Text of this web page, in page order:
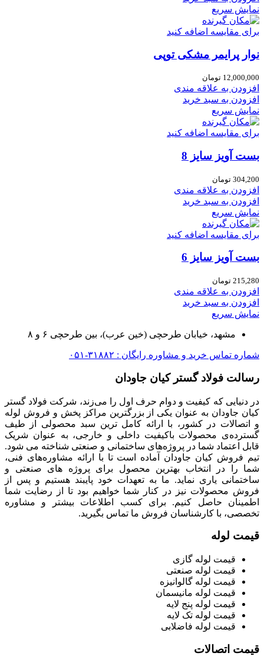
نمایش سریع
برای مقایسه اضافه کنید
نوار پرایمر مشکی توپی
12,000,000 تومان
افزودن به علاقه مندی
افزودن به سبد خرید
نمایش سریع
برای مقایسه اضافه کنید
بست آویز سایز 8
304,200 تومان
افزودن به علاقه مندی
افزودن به سبد خرید
نمایش سریع
برای مقایسه اضافه کنید
بست آویز سایز 6
215,280 تومان
افزودن به علاقه مندی
افزودن به سبد خرید
نمایش سریع
مشهد، خیابان طرحچی (خین عرب)، بین طرحچی ۶ و ۸
شماره تماس خرید و مشاوره رایگان : ۳۱۸۸۲-۰۵۱
رسالت فولاد گستر کیان جاودان
در دنیایی که کیفیت و دوام حرف اول را می‌زند، شرکت فولاد گستر
کیان جاودان به عنوان یکی از بزرگترین مراکز پخش و فروش لوله
و اتصالات در کشور، با ارائه کامل ترین سبد محصولی از طیف
گسترده‌‌ی محصولات باکیفیت داخلی و خارجی، به عنوان شریک
قابل اعتماد شما در پروژه‌های ساختمانی و صنعتی شناخته می شود.
تیم فروش کیان جاودان آماده است تا با ارائه مشاوره‌های فنی،
شما را در انتخاب بهترین محصول برای پروژه های صنعتی و
ساختمانی یاری نماید. ما به تعهدات خود پایبند هستیم و پس از
فروش محصولات نیز در کنار شما خواهیم بود تا از رضایت شما
اطمینان حاصل کنیم. برای کسب اطلاعات بیشتر و مشاوره
تخصصی، با کارشناسان فروش ما تماس بگیرید.
قیمت لوله
قیمت لوله گازی
قیمت لوله صنعتی
قیمت لوله گالوانیزه
قیمت لوله مانیسمان
قیمت لوله پنج لایه
قیمت لوله تک لایه
قیمت لوله فاضلابی
قیمت اتصالات